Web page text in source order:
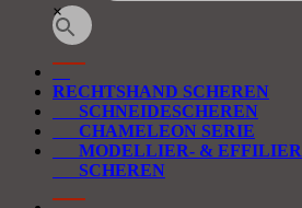
×
RECHTSHAND SCHEREN
SCHNEIDESCHEREN
CHAMELEON SERIE
MODELLIER- & EFFILIER
SCHEREN